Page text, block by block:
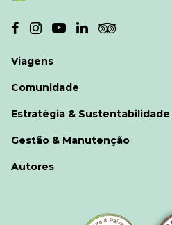
Viagens
Comunidade
Estratégia & Sustentabilidade
Gestão & Manutenção
Autores